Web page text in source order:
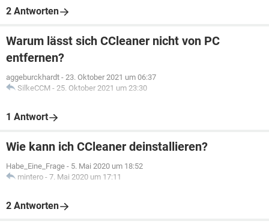
2 Antworten
Warum lässt sich CCleaner nicht von PC
entfernen?
aggeburckhardt - 23. Oktober 2021 um 06:37
SilkeCCM - 25. Oktober 2021 um 23:30
1 Antwort
Wie kann ich CCleaner deinstallieren?
Habe_Eine_Frage - 5. Mai 2020 um 18:52
mintero - 7. Mai 2020 um 17:11
2 Antworten